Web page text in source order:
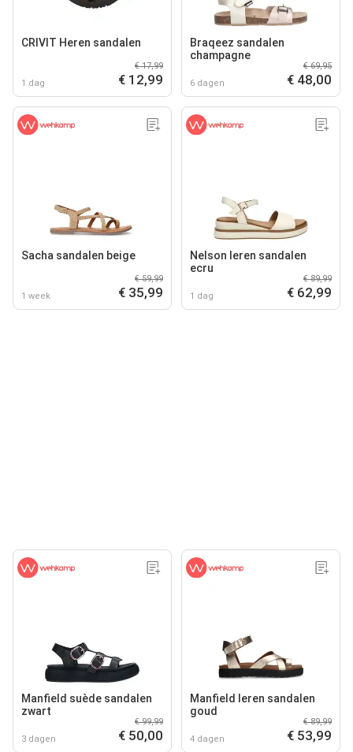
CRIVIT Heren sandalen
1 dag
€ 17,99
€ 12,99
Braqeez sandalen
champagne
6 dagen
€ 69,95
€ 48,00
Sacha sandalen beige
1 week
€ 59,99
€ 35,99
Nelson leren sandalen
ecru
1 dag
€ 89,99
€ 62,99
Manfield suède sandalen
zwart
3 dagen
€ 99,99
€ 50,00
Manfield leren sandalen
goud
4 dagen
€ 89,99
€ 53,99